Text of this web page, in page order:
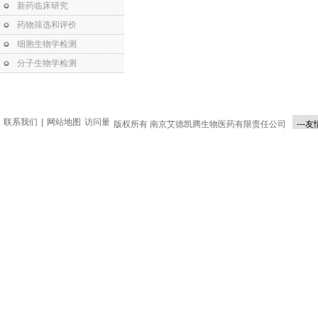
新药临床研究
药物筛选和评价
细胞生物学检测
分子生物学检测
联系我们 | 网站地图 访问量 版权所有 南京艾德凯腾生物医药有限责任公司 ---友